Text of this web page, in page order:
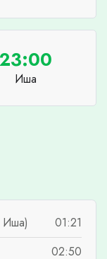
23:00
Иша
Иша)
01:21
02:50